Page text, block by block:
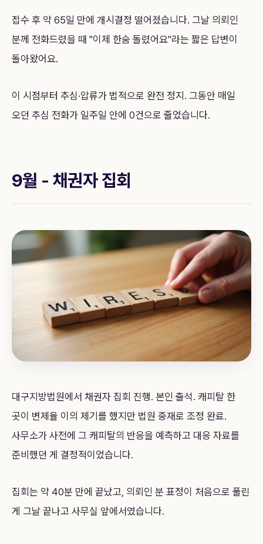
접수 후 약 65일 만에 개시결정 떨어졌습니다. 그날 의뢰인
분께 전화드렸을 때 "이제 한숨 돌렸어요"라는 짧은 답변이
돌아왔어요.
이 시점부터 추심·압류가 법적으로 완전 정지. 그동안 매일
오던 추심 전화가 일주일 안에 0건으로 줄었습니다.
9월 - 채권자 집회
대구지방법원에서 채권자 집회 진행. 본인 출석. 캐피탈 한
곳이 변제율 이의 제기를 했지만 법원 중재로 조정 완료.
사무소가 사전에 그 캐피탈의 반응을 예측하고 대응 자료를
준비했던 게 결정적이었습니다.
집회는 약 40분 만에 끝났고, 의뢰인 분 표정이 처음으로 풀린
게 그날 끝나고 사무실 앞에서였습니다.